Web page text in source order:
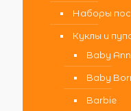
Наборы
Куклы и
Baby
Baby
Barbie